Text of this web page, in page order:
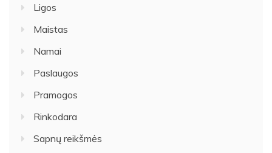
Ligos
Maistas
Namai
Paslaugos
Pramogos
Rinkodara
Sapnų reikšmės